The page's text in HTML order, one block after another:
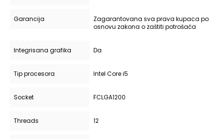
Garancija
Zagarantovana sva prava kupaca po
osnovu zakona o zaštiti potrošača
Integrisana grafika Da
Tip procesora Intel Core i5
Socket FCLGA1200
Threads 12